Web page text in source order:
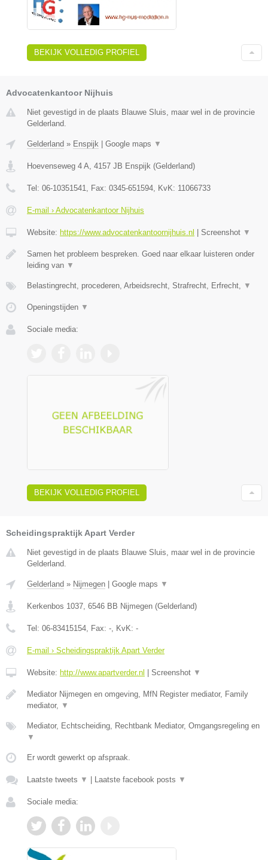
BEKIJK VOLLEDIG PROFIEL
Advocatenkantoor Nijhuis
Niet gevestigd in de plaats Blauwe Sluis, maar wel in de provincie
Gelderland.
Gelderland » Enspijk Google maps ▼
Hoevenseweg 4 A 4157 JB Enspijk (Gelderland)
Tel: 06-10351541 , Fax: 0345-651594 , KvK: 11066733
E-mail › Advocatenkantoor Nijhuis
Website: https://www.advocatenkantoornijhuis.nl Screenshot ▼
Samen het probleem bespreken. Goed naar elkaar luisteren onder
leiding van ▼
Belastingrecht, procederen, Arbeidsrecht, Strafrecht, Erfrecht, ▼
Openingstijden ▼
Sociale media:
BEKIJK VOLLEDIG PROFIEL
Scheidingspraktijk Apart Verder
Niet gevestigd in de plaats Blauwe Sluis, maar wel in de provincie
Gelderland.
Gelderland » Nijmegen | Google maps ▼
Kerkenbos 1037 6546 BB Nijmegen (Gelderland)
Tel: 06-83415154 , Fax: - , KvK: -
E-mail › Scheidingspraktijk Apart Verder
Website: http://www.apartverder.nl | Screenshot ▼
Mediator Nijmegen en omgeving, MfN Register mediator, Family
mediator,
▼
Mediator, Echtscheiding, Rechtbank Mediator, Omgangsregeling en
▼
Er wordt gewerkt op afspraak.
Laatste tweets ▼ | Laatste facebook posts ▼
Sociale media: